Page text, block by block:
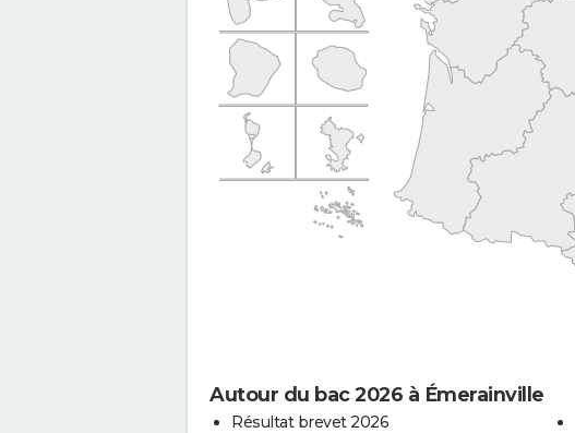
Autour du bac 2026 à Émerainville
Résultat brevet 2026